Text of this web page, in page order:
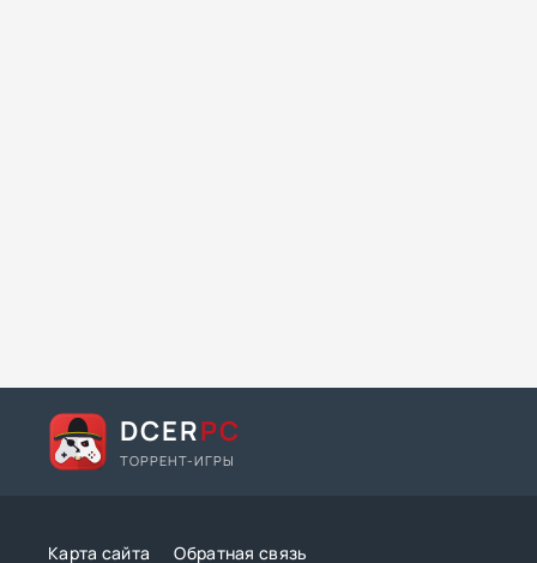
DCERPC
ТОРРЕНТ-ИГРЫ
Карта сайта Обратная связь